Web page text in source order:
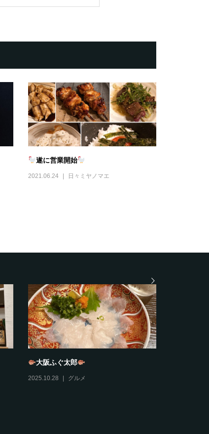
遂に営業開始
2021.06.24 日々ミヤノマエ
大阪ふぐ太郎
2025.10.28 グルメ